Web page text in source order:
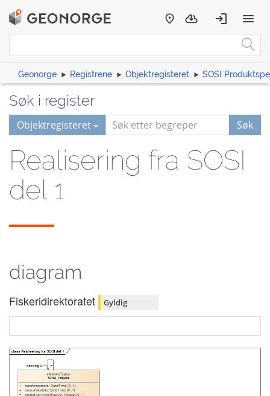
Geonorge Registrene Objektregisteret SOSI
Søk i register
Objektregisteret Søk
Realisering fra SOSI
del 1
diagram
Fiskeridirektoratet Gyldig